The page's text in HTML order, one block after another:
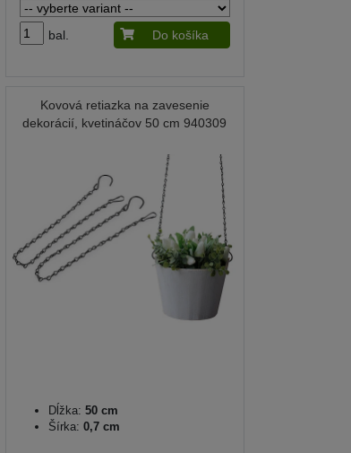
bal. Do košíka
Kovová retiazka na zavesenie
dekorácií, kvetináčov 50 cm 940309
Dĺžka: 50 cm
Šírka: 0,7 cm